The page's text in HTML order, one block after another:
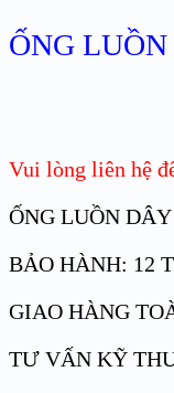
ỐNG
Vui lòng liên hệ
ỐNG LUỒN
BẢO HÀNH: 12
GIAO HÀNG
TƯ VẤN KỸ